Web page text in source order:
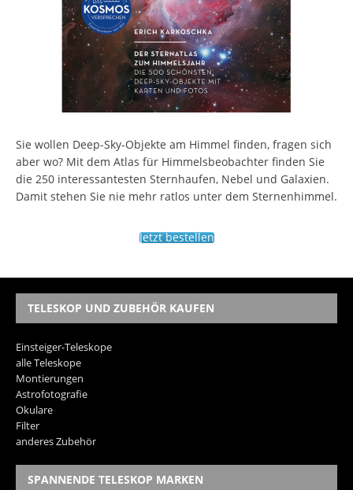
Sie wollen Deep-Sky-Objekte am Himmel finden, fragen sich
aber wo? Mit dem Atlas für Himmelsbeobachter finden Sie
die 250 interessantesten Sternhaufen, Nebel und Galaxien.
Damit stehen Sie nie mehr ratlos unter dem Sternenhimmel.
Jetzt bestellen
TELESKOP UND ZUBEHÖR KAUFEN
Einsteiger-Teleskope
alle Teleskope
Montierungen
Astrofotografie
Okulare
Filter
anderes Zubehör
SPANNENDE TELESKOP MARKEN